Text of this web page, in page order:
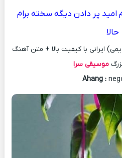
امید پر دادن دیگه سخته برام
حالا
ایرانی با کیفیت بالا + متن آهنگ
موسیقی سرا
Ahang :